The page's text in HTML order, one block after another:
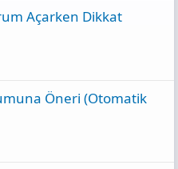
Açarken Dikkat
Öneri (Otomatik